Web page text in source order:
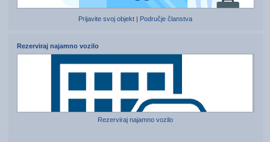
Prijavite svoj objekt Područje članstva
Rezerviraj najamno vozilo
Rezerviraj najamno vozilo